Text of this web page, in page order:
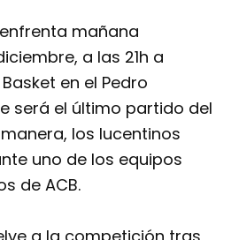
enfrenta mañana
a las 21h a
en el Pedro
será el último partido del
los lucentinos
uno de los equipos
de ACB.